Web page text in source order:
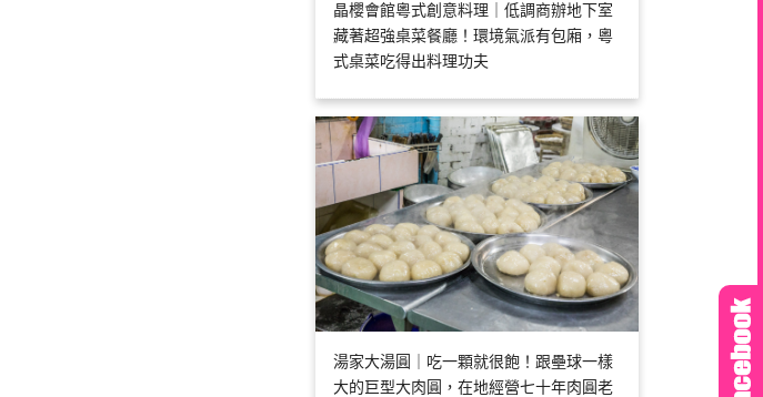
晶櫻會館粵式創意料理｜低調商辦地下室
藏著超強桌菜餐廳！環境氣派有包廂，粵
式桌菜吃得出料理功夫
湯家大湯圓｜吃一顆就很飽！跟壘球一樣
大的巨型大肉圓，在地經營七十年肉圓老